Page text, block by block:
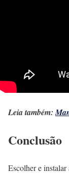
Leia também:
Conclusão
Escolher e instalar